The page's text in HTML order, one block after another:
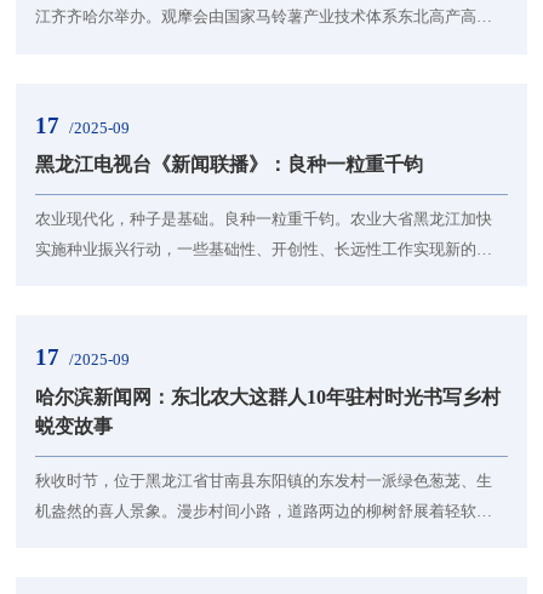
江齐齐哈尔举办。观摩会由国家马铃薯产业技术体系东北高产高效
逆、节本等多重优势。榆林示范区“东农317”亩产达4.25吨、干物质
含量和大薯率高；“东农321”亩产达4.44吨、...
17 /2025-09
黑龙江电视台《新闻联播》：良种一粒重千钧
农业现代化，种子是基础。良种一粒重千钧。农业大省黑龙江加快
实施种业振兴行动，一些基础性、开创性、长远性工作实现新的突
18”更是创下全国香稻品种推广面积之最。当...
17 /2025-09
哈尔滨新闻网：东北农大这群人10年驻村时光书写乡村
蜕变故事
秋收时节，位于黑龙江省甘南县东阳镇的东发村一派绿色葱茏、生
机盎然的喜人景象。漫步村间小路，道路两边的柳树舒展着轻软的